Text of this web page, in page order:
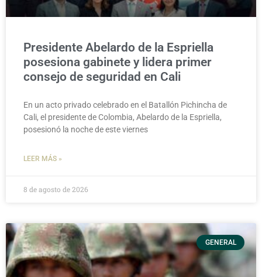
Presidente Abelardo de la Espriella
posesiona gabinete y lidera primer
consejo de seguridad en Cali
En un acto privado celebrado en el Batallón Pichincha de
Cali, el presidente de Colombia, Abelardo de la Espriella,
posesionó la noche de este viernes
LEER MÁS »
8 de agosto de 2026
GENERAL